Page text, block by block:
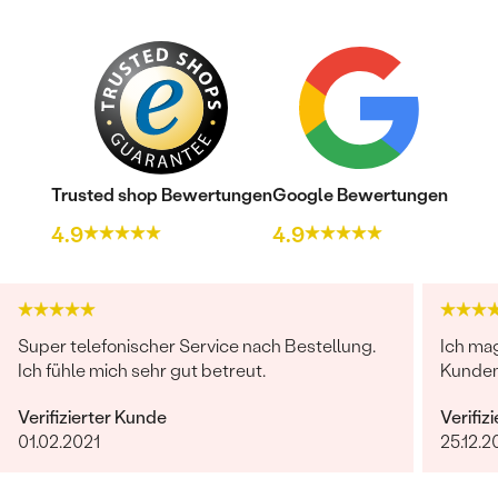
Bestseller
Trusted shop Bewertungen
4.9
Google Bewertungen
4.9
Super telefonischer Service nach Bestellung.
Ich fühle mich sehr gut betreut.
Verifizierter Kunde
01.02.2021
Ich